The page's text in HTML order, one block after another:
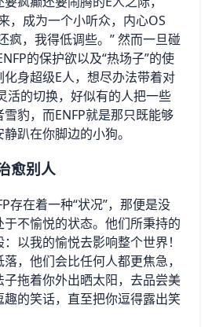
，成为一个小听众，内心OS
疯，我得低调些。” 然而一旦碰
的保护欲以及“热场子”的使
身超级E人，想尽办法带着对
活的切换，好似有的人把一些
豹，而ENFP就是那只既能够
趴在你脚边的小狗。
愈别人
存在着一种“状况”，那便是没
不愉悦的状态。他们所秉持的
以我的愉悦去影响整个世界！
，他们会比任何人都更焦急，
拖着你外出晒太阳，去品尝美
的笑话，直至把你逗得露出笑